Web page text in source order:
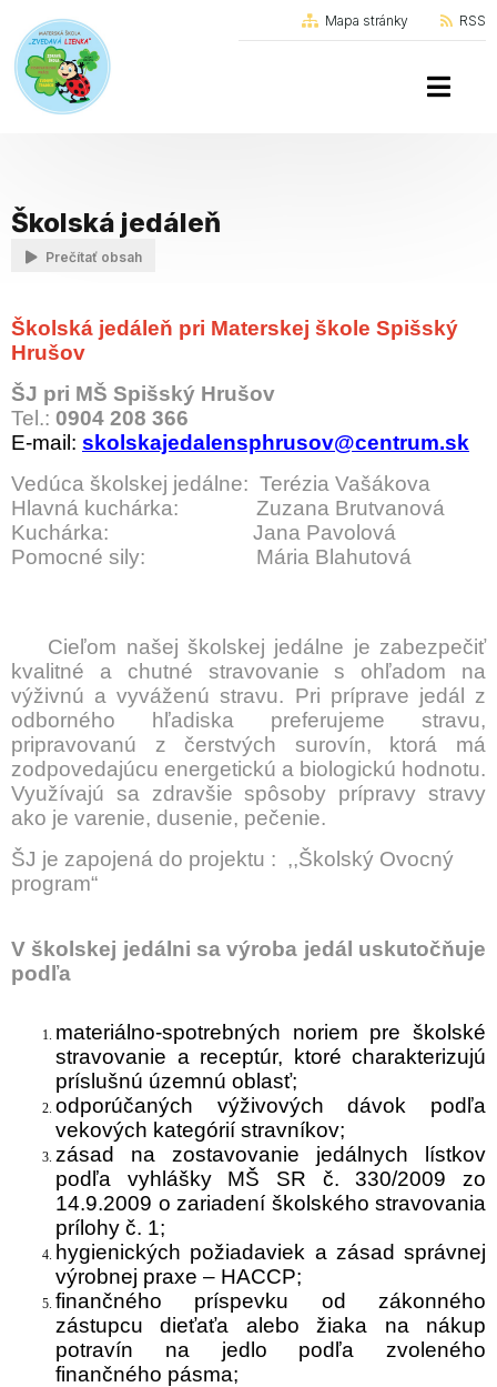
Mapa stránky RSS
Školská jedáleň
Prečítať obsah
Školská jedáleň pri Materskej škole Spišský
Hrušov
ŠJ pri MŠ Spišský Hrušov
Tel.: 0904 208 366
E-mail: skolskajedalensphrusov@centrum.sk
Vedúca školskej jedálne: Terézia Vašákova
Hlavná kuchárka:
Zuzana Brutvanová
Kuchárka:
Jana Pavolová
Pomocné sily:
Mária Blahutová
Cieľom našej školskej jedálne je zabezpečiť
kvalitné a chutné stravovanie s ohľadom na
výživnú a vyváženú stravu. Pri príprave jedál z
odborného hľadiska preferujeme stravu,
pripravovanú z čerstvých surovín, ktorá má
zodpovedajúcu energetickú a biologickú hodnotu.
Využívajú sa zdravšie spôsoby prípravy stravy
ako je varenie, dusenie, pečenie.
ŠJ je zapojená do projektu : ,,Školský Ovocný
program“
V školskej jedálni sa výroba jedál uskutočňuje
podľa
materiálno-spotrebných noriem pre školské
stravovanie a receptúr, ktoré charakterizujú
príslušnú územnú oblasť;
odporúčaných výživových dávok podľa
vekových kategórií stravníkov;
zásad na zostavovanie jedálnych lístkov
podľa vyhlášky MŠ SR č. 330/2009 zo
14.9.2009 o zariadení školského stravovania
prílohy č. 1;
hygienických požiadaviek a zásad správnej
výrobnej praxe – HACCP;
finančného príspevku od zákonného
zástupcu dieťaťa alebo žiaka na nákup
potravín na jedlo podľa zvoleného
finančného pásma;